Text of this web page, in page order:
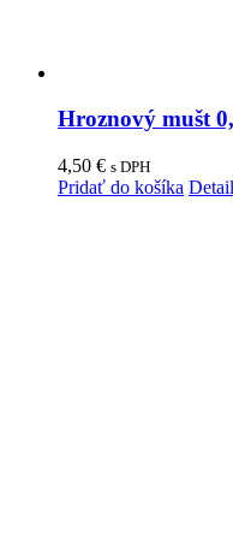
Hroznový mušt
4,50 € s DPH
Pridať do košíka